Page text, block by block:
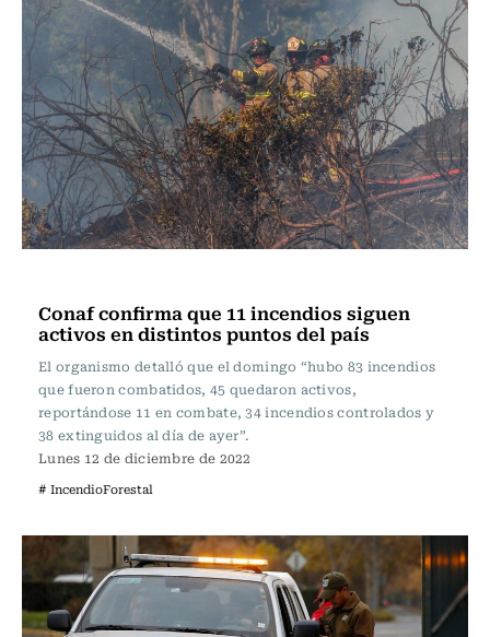
Conaf confirma que 11 incendios siguen
activos en distintos puntos del país
El organismo detalló que el domingo “hubo 83 incendios
que fueron combatidos, 45 quedaron activos,
reportándose 11 en combate, 34 incendios controlados y
38 extinguidos al día de ayer”.
Lunes 12 de diciembre de 2022
# IncendioForestal